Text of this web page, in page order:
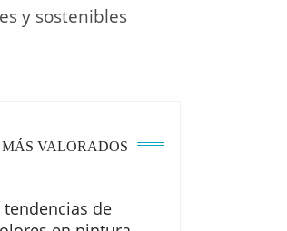
y sostenibles
VALORADOS
tendencias de